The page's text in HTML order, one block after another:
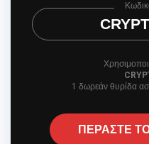
1 δωρεάν θυρίδα
ΠΕΡΑΣΤΕ